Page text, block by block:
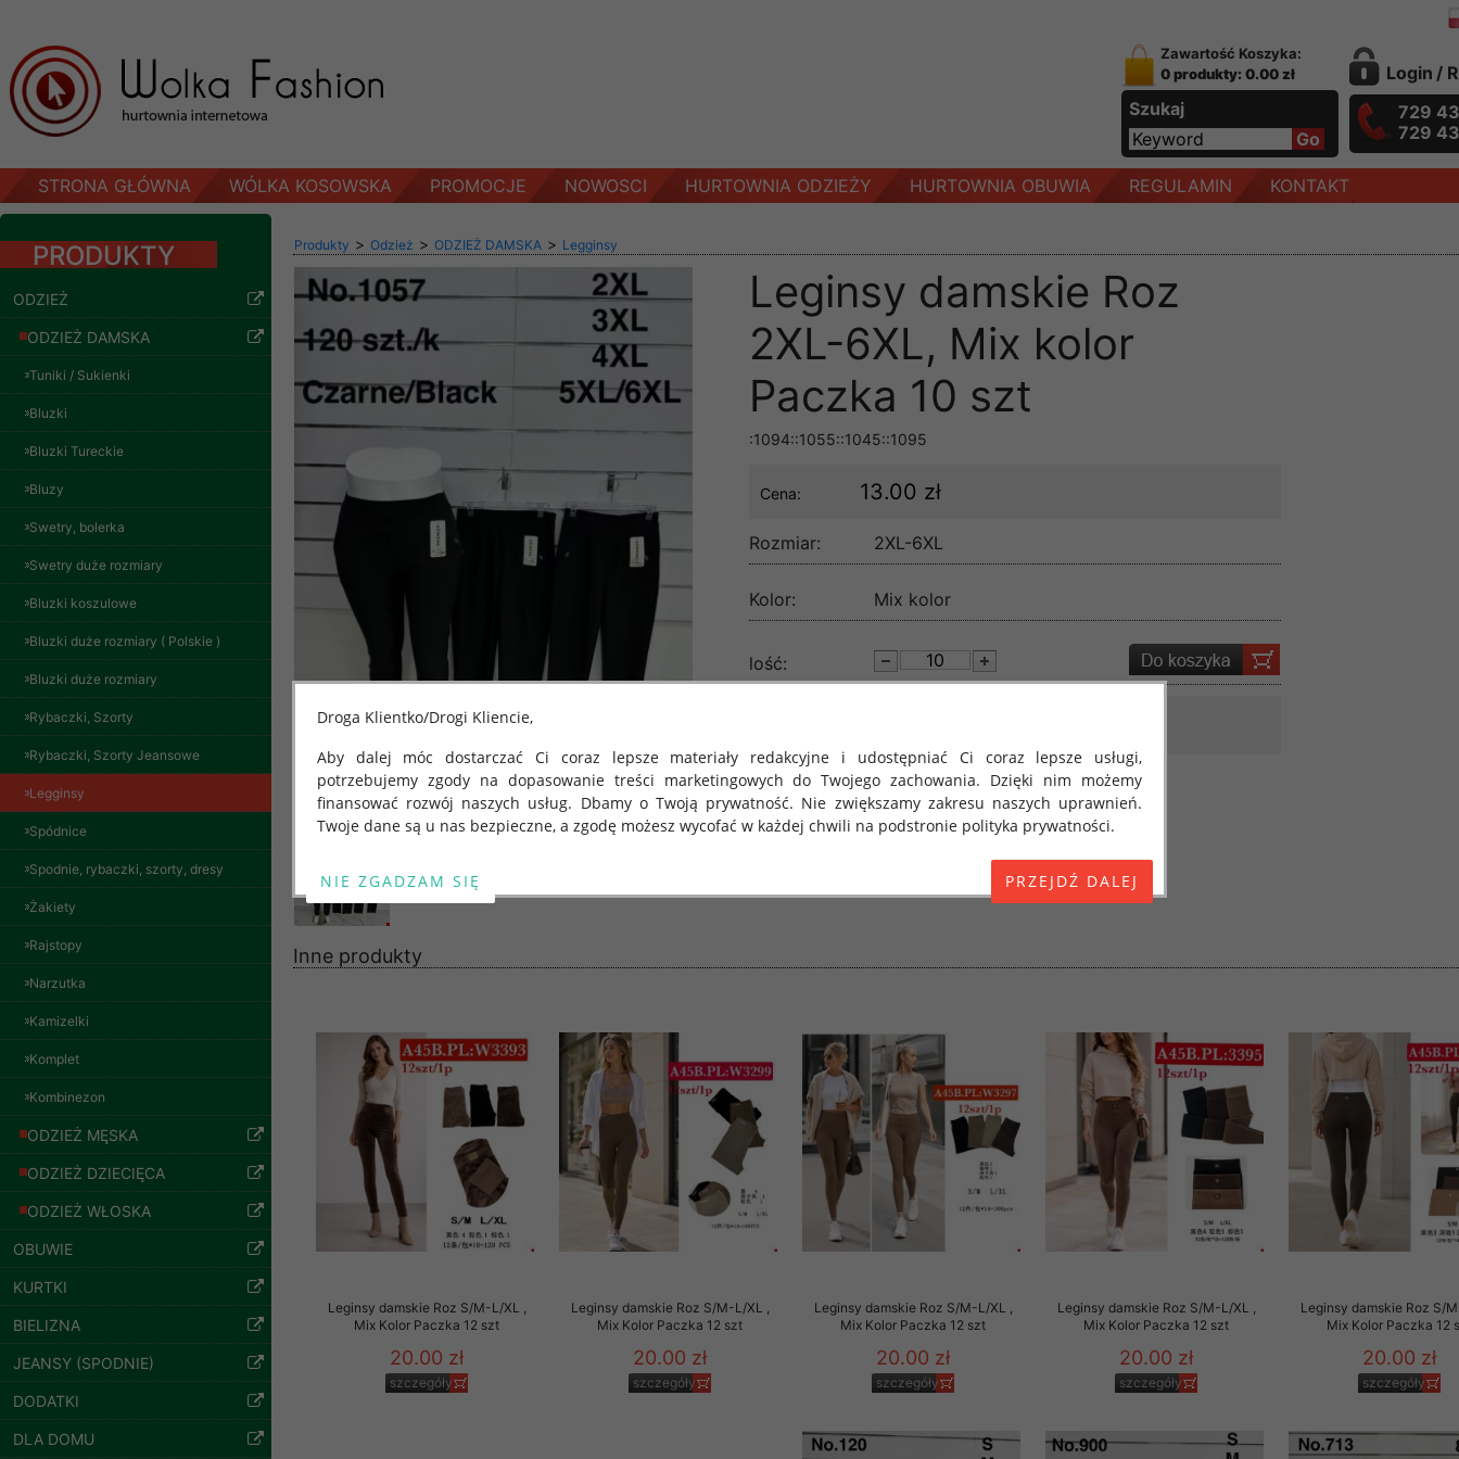
Zawartość Koszyka:
0 produkty: 0.00 zł
Szukaj
Login /
729
729
STRONA GŁÓWNA WÓLKA KOSOWSKA PROMOCJE NOWOSCI HURTOWNIA ODZIEŻY HURTOWNIA OBUWIA REGULAMIN KONTAKT
PRODUKTY
ODZIEŻ
ODZIEŻ DAMSKA
Tuniki / Sukienki
Bluzki
Bluzki Tureckie
Bluzy
Swetry, bolerka
Swetry duże rozmiary
Bluzki koszulowe
Bluzki duże rozmiary ( Polskie )
Bluzki duże rozmiary
Rybaczki, Szorty
Rybaczki, Szorty Jeansowe
Legginsy
Spódnice
Spodnie, rybaczki, szorty, dresy
Żakiety
Rajstopy
Narzutka
Kamizelki
Komplet
Kombinezon
ODZIEŻ MĘSKA
ODZIEŻ DZIECIĘCA
ODZIEŻ WŁOSKA
OBUWIE
KURTKI
BIELIZNA
JEANSY (SPODNIE)
DODATKI
DLA DOMU
jeansy Roz 29-36, 1
Kolor Paczka 10 szt
Spodnie damskie
jeansy Roz 25-30, 1
61.00 zł
Produkty > Odzież > ODZIEŻ DAMSKA > Legginsy
Leginsy damskie Roz
2XL-6XL, Mix kolor
Paczka 10 szt
:1094::1055::1045::1095
Cena: 13.00 zł
Rozmiar: 2XL-6XL
Kolor: Mix kolor
lość:
Inne produkty
Leginsy damskie Roz S/M-L/XL ,
Mix Kolor Paczka 12 szt
20.00 zł
szczegóły
Leginsy damskie Roz S/M-L/XL ,
Mix Kolor Paczka 12 szt
20.00 zł
szczegóły
Leginsy damskie Roz S/M-L/XL ,
Mix Kolor Paczka 12 szt
20.00 zł
szczegóły
Leginsy damskie Roz S/M-L/XL ,
Mix Kolor Paczka 12 szt
20.00 zł
szczegóły
Leginsy damskie Roz S/
Mix Kolor Paczka 12
20.00 zł
szczegóły
Droga Klientko/Drogi Kliencie,
Aby dalej móc dostarczać Ci coraz lepsze materiały redakcyjne i udostępniać Ci coraz lepsze usługi,
potrzebujemy zgody na dopasowanie treści marketingowych do Twojego zachowania. Dzięki nim możemy
finansować rozwój naszych usług. Dbamy o Twoją prywatność. Nie zwiększamy zakresu naszych uprawnień.
Twoje dane są u nas bezpieczne, a zgodę możesz wycofać w każdej chwili na podstronie polityka prywatności.
Od 25 maja 2018 roku obowiązuje Rozporządzenie Parlamentu Europejskiego i Rady (UE) 2016/679 z dnia 27
kwietnia 2016 r. w sprawie ochrony osób fizycznych w związku z przetwarzaniem danych osobowych i w sprawie
swobodnego przepływu takich danych oraz uchylenia dyrektywy 95/46/WE (określane jako "RODO", "ORODO",
przetwarzaniu Twoich danych oraz zasadach, na jakich odbywa się to po dniu 25 maja 2018 roku. Poniżej
Jeżeli klikniesz przycisk „Przejdź dalej” lub zamkniesz to okno, to wyrazisz zgodę na przetwarzanie przez OMEZ
GROUP Sp. z o.o.
Wyrażenie zgody jest dobrowolne. Zgodę możesz w każdym momencie wycofać . Pamiętaj, że wycofanie zgody nie
wpływa na zgodność z prawem przetwarzania dokonanego wcześniej.
Dodatkowe informacje, w tym o przysługujących uprawnieniach (prawo dostępu, sprostowania oraz usunięcia
Twoich danych, ograniczenia ich przetwarzania, prawo do ich przenoszenia, niepodlegania zautomatyzowanemu
podejmowaniu decyzji, w tym profilowaniu, a także prawo wyrażenia sprzeciwu wobec przetwarzania Twoich
danych osobowych) znajdziesz w Polityce prywatności.
Polityka prywatności
Polityka prywatności sklepu